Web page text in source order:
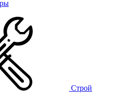
Строй